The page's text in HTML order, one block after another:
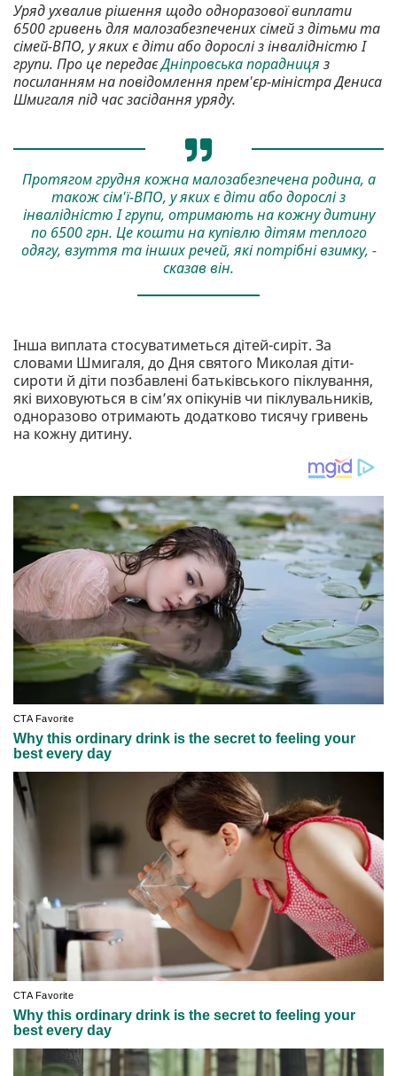
Уряд ухвалив рішення щодо одноразової виплати
6500 гривень для малозабезпечених сімей з дітьми та
сімей-ВПО, у яких є діти або дорослі з інвалідністю І
групи. Про це передаєДніпровська порадниця з
посиланням на повідомлення прем'єр-міністра Дениса
Шмигаля під час засідання уряду.
Протягом грудня кожна малозабезпечена родина, а
також сім'ї-ВПО, у яких є діти або дорослі з
інвалідністю І групи, отримають на кожну дитину
по 6500 грн. Це кошти на купівлю дітям теплого
одягу, взуття та інших речей, які потрібні взимку, -
сказав він.
Інша виплата стосуватиметься дітей-сиріт. За
словами Шмигаля, до Дня святого Миколая діти-
сироти й діти позбавлені батьківського піклування,
які виховуються в сім’ях опікунів чи піклувальників,
одноразово отримають додатково тисячу гривень
на кожну дитину.